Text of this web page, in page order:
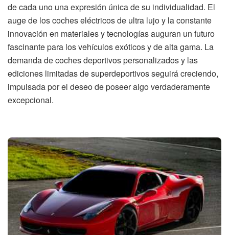
de cada uno una expresión única de su individualidad. El
auge de los coches eléctricos de ultra lujo y la constante
innovación en materiales y tecnologías auguran un futuro
fascinante para los vehículos exóticos y de alta gama. La
demanda de coches deportivos personalizados y las
ediciones limitadas de superdeportivos seguirá creciendo,
impulsada por el deseo de poseer algo verdaderamente
excepcional.